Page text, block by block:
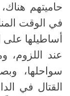
حاميتهم
في الوقت
أساطيلها على
عند اللزوم،
سواحلها،
القتال في